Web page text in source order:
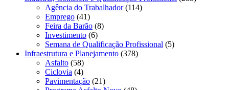
Agência do Trabalhador(114)
Emprego (41)
Feira da Barão (8)
Investimento (6)
Semana de Qualificação Profissional (5)
Infraestrutura e Planejamento (378)
Asfalto (58)
Ciclovia (4)
Pavimentação (21)